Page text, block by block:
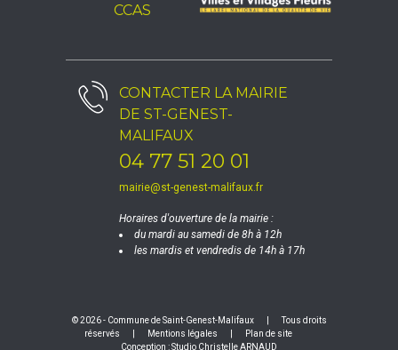
CCAS
CONTACTER LA MAIRIE
DE ST-GENEST-
MALIFAUX
04 77 51 20 01
mairie@st-genest-malifaux.fr
Horaires d'ouverture de la mairie :
du mardi au samedi de 8h à 12h
les mardis et vendredis de 14h à 17h
© 2026 - Commune de Saint-Genest-Malifaux
Tous droits
réservés
Mentions légales
Plan de site
Conception :Studio Christelle ARNAUD